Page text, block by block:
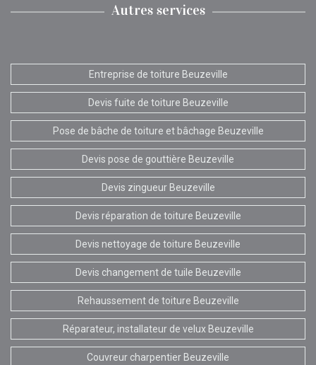
Autres services
Entreprise de toiture Beuzeville
Devis fuite de toiture Beuzeville
Pose de bâche de toiture et bâchage Beuzeville
Devis pose de gouttière Beuzeville
Devis zingueur Beuzeville
Devis réparation de toiture Beuzeville
Devis nettoyage de toiture Beuzeville
Devis changement de tuile Beuzeville
Rehaussement de toiture Beuzeville
Réparateur, installateur de velux Beuzeville
Couvreur charpentier Beuzeville